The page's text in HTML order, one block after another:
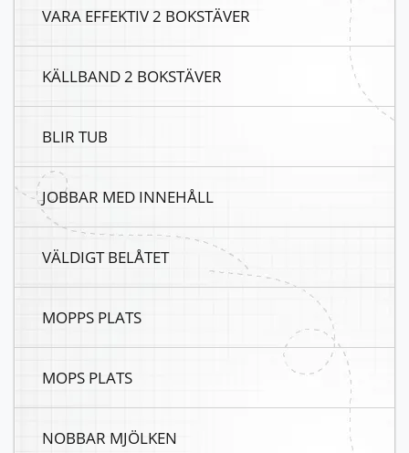
VARA EFFEKTIV 2 BOKSTÄVER
KÄLLBAND 2 BOKSTÄVER
BLIR TUB
JOBBAR MED INNEHÅLL
VÄLDIGT BELÅTET
MOPPS PLATS
MOPS PLATS
NOBBAR MJÖLKEN